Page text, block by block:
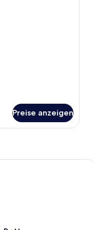
Preise anzeigen